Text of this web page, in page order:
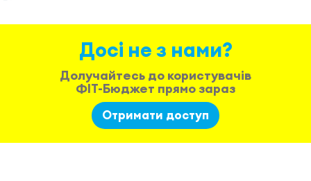
Досі не з нами?
Долучайтесь до користувачів
ФІТ-Бюджет прямо зараз
Отримати доступ